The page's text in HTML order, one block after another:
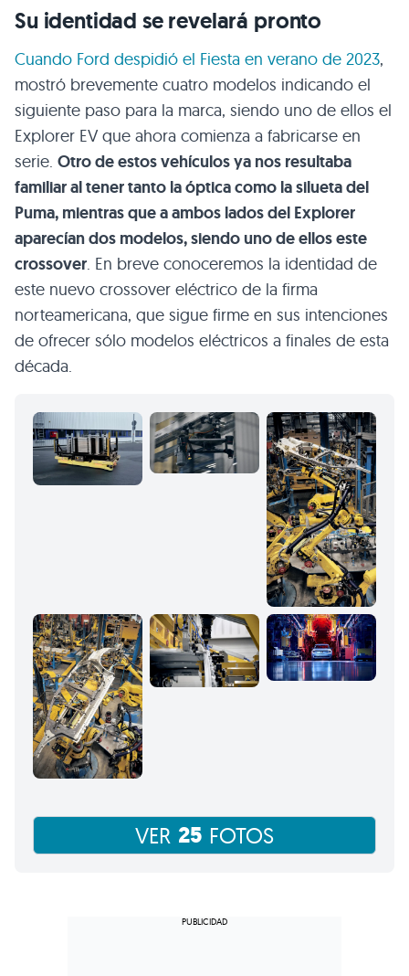
Su identidad se revelará pronto
Cuando Ford despidió el Fiesta en verano de 2023,
mostró brevemente cuatro modelos indicando el
siguiente paso para la marca, siendo uno de ellos el
Explorer EV que ahora comienza a fabricarse en
serie. Otro de estos vehículos ya nos resultaba
familiar al tener tanto la óptica como la silueta del
Puma, mientras que a ambos lados del Explorer
aparecían dos modelos, siendo uno de ellos este
crossover . En breve conoceremos la identidad de
este nuevo crossover eléctrico de la firma
norteamericana, que sigue firme en sus intenciones
de ofrecer sólo modelos eléctricos a finales de esta
década.
VER 25 FOTOS